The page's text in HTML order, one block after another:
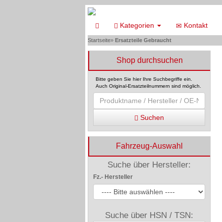
Kategorien Kontakt
Startseite» Ersatzteile Gebraucht
Shop durchsuchen
Bitte geben Sie hier Ihre Suchbegriffe ein.
Auch Original-Ersatzteilnummern sind möglich.
Suchen
Fahrzeug-Auswahl
Suche über Hersteller:
Fz.- Hersteller
Suche über HSN / TSN: